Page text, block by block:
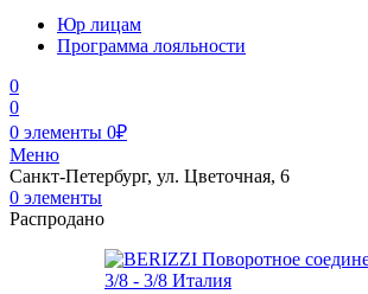
Юр лицам
Программа лояльности
0
0
0 элементы 0₽
Меню
Санкт-Петербург, ул. Цветочная, 6
0 элементы
Распродано